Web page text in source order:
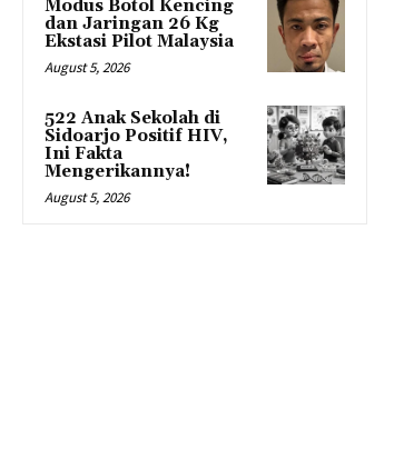
Modus Botol Kencing
dan Jaringan 26 Kg
Ekstasi Pilot Malaysia
August 5, 2026
522 Anak Sekolah di
Sidoarjo Positif HIV,
Ini Fakta
Mengerikannya!
August 5, 2026